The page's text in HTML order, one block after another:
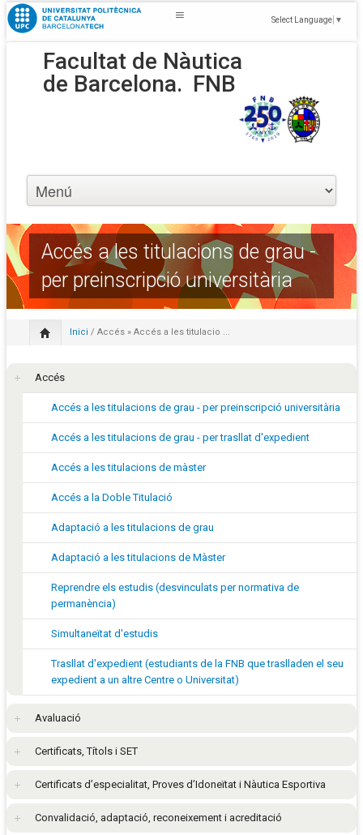
Select Language ▼
Facultat de Nàutica
de Barcelona. FNB
Accés a les titulacions de grau -
per preinscripció universitària
Inici / Accés » Accés a les titulacio ...
Accés
Accés a les titulacions de grau - per preinscripció universitària
Accés a les titulacions de grau - per trasllat d'expedient
Accés a les titulacions de màster
Accés a la Doble Titulació
Adaptació a les titulacions de grau
Adaptació a les titulacions de Màster
Reprendre els estudis (desvinculats per normativa de
permanència)
Simultaneïtat d'estudis
Trasllat d'expedient (estudiants de la FNB que traslladen el seu
expedient a un altre Centre o Universitat)
Avaluació
Certificats, Títols i SET
Certificats d’especialitat, Proves d’Idoneïtat i Nàutica Esportiva
Convalidació, adaptació, reconeixement i acreditació